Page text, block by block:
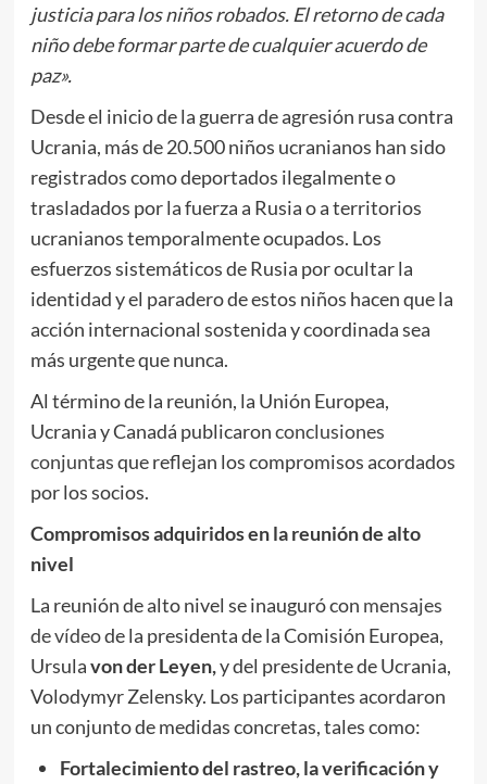
justicia para los niños robados. El retorno de cada
niño debe formar parte de cualquier acuerdo de
paz».
Desde el inicio de la guerra de agresión rusa contra
Ucrania, más de 20.500 niños ucranianos han sido
registrados como deportados ilegalmente o
trasladados por la fuerza a Rusia o a territorios
ucranianos temporalmente ocupados. Los
esfuerzos sistemáticos de Rusia por ocultar la
identidad y el paradero de estos niños hacen que la
acción internacional sostenida y coordinada sea
más urgente que nunca.
Al término de la reunión, la Unión Europea,
Ucrania y Canadá publicaronconclusiones
conjuntasque reflejan los compromisos acordados
por los socios.
Compromisos adquiridos en la reunión de alto
nivel
La reunión de alto nivel se inauguró con mensajes
de vídeode la presidenta de la Comisión Europea,
Ursulavon der Leyen,y del presidente de Ucrania,
Volodymyr Zelensky. Los participantes acordaron
un conjunto de medidas concretas, tales como:
Fortalecimiento del rastreo, la verificación y